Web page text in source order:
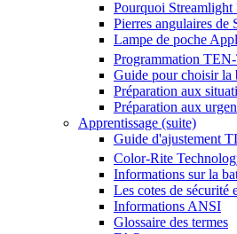
Pourquoi Streamlight
Pierres angulaires de
Lampe de poche
Programmation
Guide pour choisir la
Préparation aux
Préparation aux
Apprentissage (suite)
Guide d'ajustement
Color-Rite
Informations sur la
Les cotes de sécurité
Informations ANSI
Glossaire des termes